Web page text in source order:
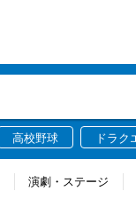
高校野球 ドラク
演劇・ステージ